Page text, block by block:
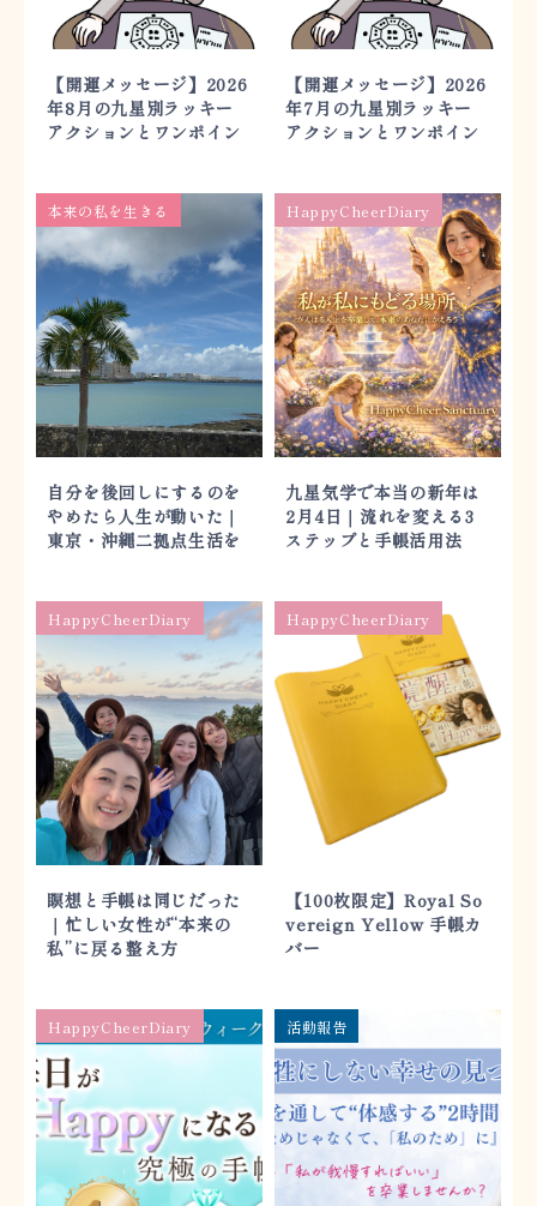
【開運メッセージ】2026
年8月の九星別ラッキー
アクションとワンポイン
【開運メッセージ】2026
年7月の九星別ラッキー
アクションとワンポイン
本来の私を生きる
自分を後回しにするのを
やめたら人生が動いた｜
東京・沖縄二拠点生活を
HappyCheerDiary
九星気学で本当の新年は
2月4日｜流れを変える3
ステップと手帳活用法
HappyCheerDiary
瞑想と手帳は同じだった
｜忙しい女性が“本来の
私”に戻る整え方
HappyCheerDiary
【100枚限定】Royal So
vereign Yellow 手帳カ
バー
HappyCheerDiary 活動報告